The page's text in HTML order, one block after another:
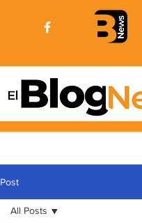
Post
All Posts